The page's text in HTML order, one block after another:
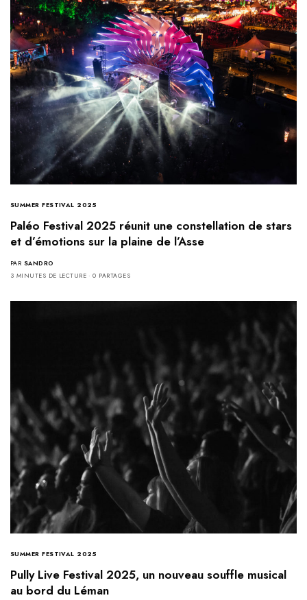
SUMMER FESTIVAL 2025
Paléo Festival 2025 réunit une constellation de stars
et d’émotions sur la plaine de l’Asse
PAR SANDRO
3 MINUTES DE LECTURE
0 PARTAGES
SUMMER FESTIVAL 2025
Pully Live Festival 2025, un nouveau souffle musical
au bord du Léman